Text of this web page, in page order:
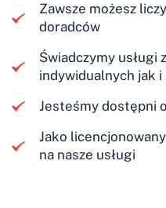
Zawsze możesz
doradców
Świadczymy
indywidualnych jak
Jesteśmy dostępni
Jako
na nasze usługi